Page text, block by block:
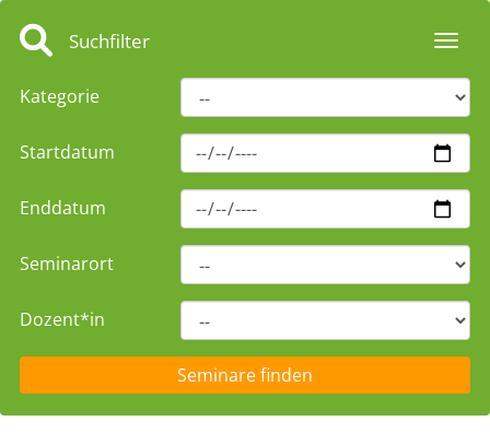
Suchfilter
Kategorie
Startdatum
Enddatum
Seminarort
Dozent*in